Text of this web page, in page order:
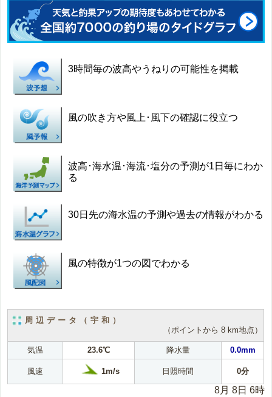
3時間毎の波高やうねりの可能性を掲載
風の吹き方や風上･風下の確認に役立つ
波高･海水温･海流･塩分の予測が1日毎にわか
る
30日先の海水温の予測や過去の情報がわかる
風の特徴が1つの図でわかる
周辺データ（宇和）
（ポイントから 8 km地点）
気温 23.6℃ 降水量 0.0mm
風速 1m/s 日照時間 0分
8月 8日 6時